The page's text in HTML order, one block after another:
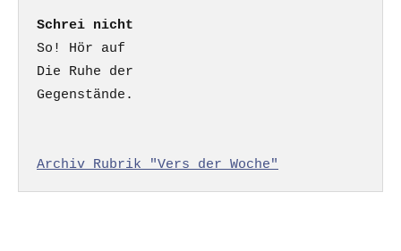
Schrei nicht
So! Hör auf
Die Ruhe der
Gegenstände.
Archiv Rubrik "Vers der Woche"